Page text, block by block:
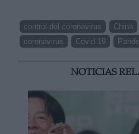
control del coronavirus China
coronavirus
Covid 19
NOTICIAS